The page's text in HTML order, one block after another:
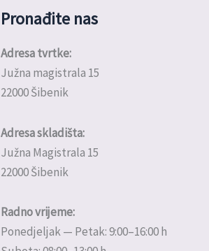
Pronađite nas
Adresa tvrtke:
Južna magistrala 15
22000 Šibenik
Adresa skladišta:
Južna Magistrala 15
22000 Šibenik
Radno vrijeme:
Ponedjeljak — Petak: 9:00–16:00 h